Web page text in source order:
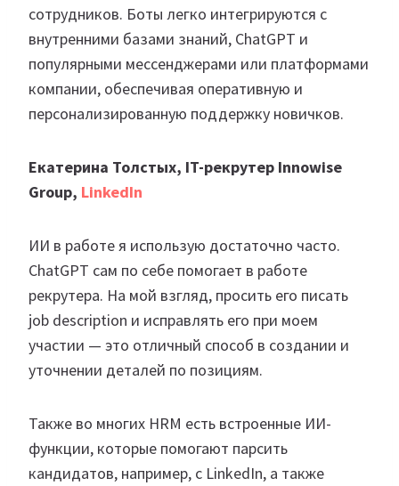
сотрудников. Боты легко интегрируются с
внутренними базами знаний, ChatGPT и
популярными мессенджерами или платформами
компании, обеспечивая оперативную и
персонализированную поддержку новичков.
Екатерина Толстых, IT-рекрутер Innowise
Group, LinkedIn
ИИ в работе я использую достаточно часто.
ChatGPT сам по себе помогает в работе
рекрутера. На мой взгляд, просить его писать
job description и исправлять его при моем
участии — это отличный способ в создании и
уточнении деталей по позициям.
Также во многих HRM есть встроенные ИИ-
функции, которые помогают парсить
кандидатов, например, с LinkedIn, а также